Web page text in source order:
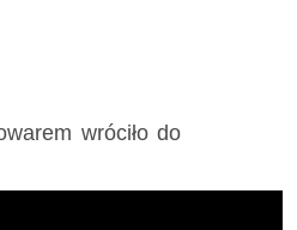
wróciło do